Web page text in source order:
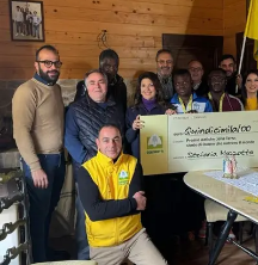
ECONOMIA E LAVORO
EVENTI
SPORT
Streaming
LAC TV